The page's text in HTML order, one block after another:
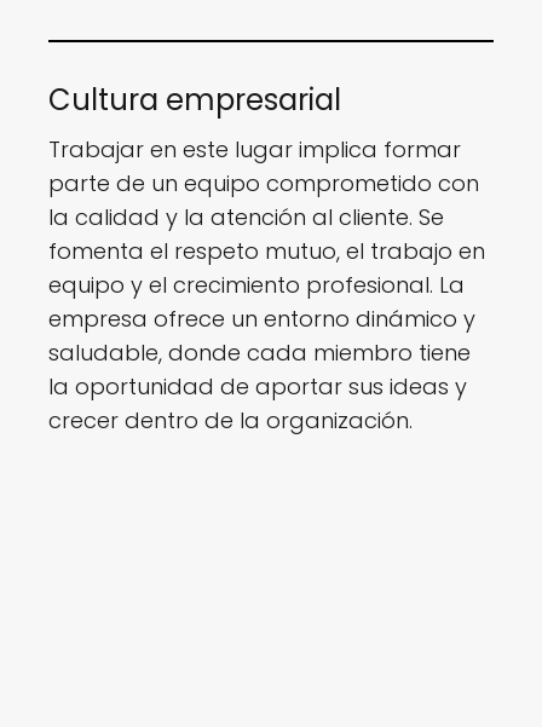
Cultura empresarial
Trabajar en este lugar implica formar
parte de un equipo comprometido con
la calidad y la atención al cliente. Se
fomenta el respeto mutuo, el trabajo en
equipo y el crecimiento profesional. La
empresa ofrece un entorno dinámico y
saludable, donde cada miembro tiene
la oportunidad de aportar sus ideas y
crecer dentro de la organización.